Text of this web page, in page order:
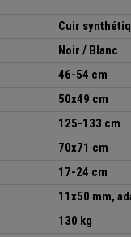
Cuir
Noir / Blanc
46-54 cm
50x49 cm
125-133 cm
70x71 cm
17-24 cm
11x50 mm,
130 kg